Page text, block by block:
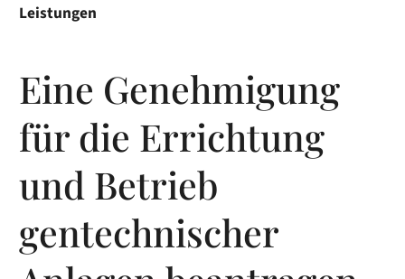
Leistungen
Eine Genehmigung
für die Errichtung
und Betrieb
gentechnischer